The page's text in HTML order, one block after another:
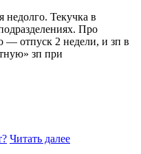
Текучка в
Про
— отпуск 2 недели, и зп в
зп при
Читать далее